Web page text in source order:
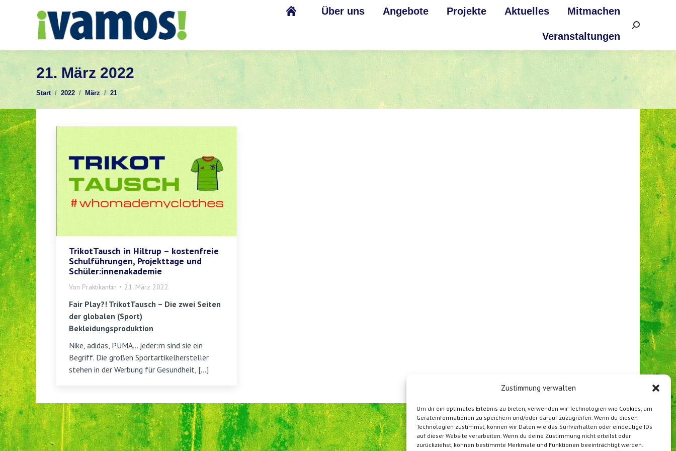
Zustimmung verwalten
Um dir ein optimales Erlebnis zu bieten, verwenden wir Technologien wie Cookies, um
Geräteinformationen zu speichern und/oder darauf zuzugreifen. Wenn du diesen
Technologien zustimmst, können wir Daten wie das Surfverhalten oder eindeutige IDs
auf dieser Website verarbeiten. Wenn du deine Zustimmung nicht erteilst oder
zurückziehst, können bestimmte Merkmale und Funktionen beeinträchtigt werden.
Über uns Angebote Projekte Aktuelles Mitmachen
Veranstaltungen
Search:
21. März 2022
Sie befinden sich hier:
Start 2022 März 21
TrikotTausch in Hiltrup – kostenfreie
Schulführungen, Projekttage und
Schüler:innenakademie
Von Praktikant:in 21. März 2022
Fair Play?! TrikotTausch – Die zwei Seiten
der globalen (Sport)
Bekleidungsproduktion
Nike, adidas, PUMA… jeder:m sind sie ein
Begriff. Die großen Sportartikelhersteller
stehen in der Werbung für Gesundheit, […]